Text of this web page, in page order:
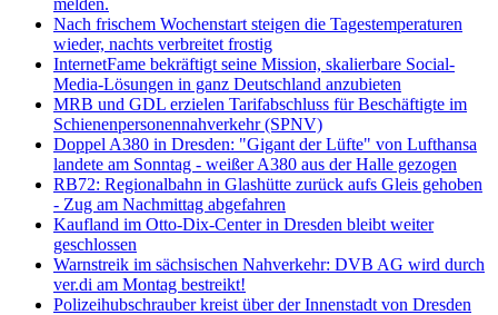
Nach frischem Wochenstart steigen die Tagestemperaturen
wieder, nachts verbreitet frostig
InternetFame bekräftigt seine Mission, skalierbare Social-
Media-Lösungen in ganz Deutschland anzubieten
MRB und GDL erzielen Tarifabschluss für Beschäftigte im
Schienenpersonennahverkehr (SPNV)
Doppel A380 in Dresden: "Gigant der Lüfte" von Lufthansa
landete am Sonntag - weißer A380 aus der Halle gezogen
RB72: Regionalbahn in Glashütte zurück aufs Gleis gehoben
- Zug am Nachmittag abgefahren
Kaufland im Otto-Dix-Center in Dresden bleibt weiter
geschlossen
Warnstreik im sächsischen Nahverkehr: DVB AG wird durch
ver.di am Montag bestreikt!
Polizeihubschrauber kreist über der Innenstadt von Dresden